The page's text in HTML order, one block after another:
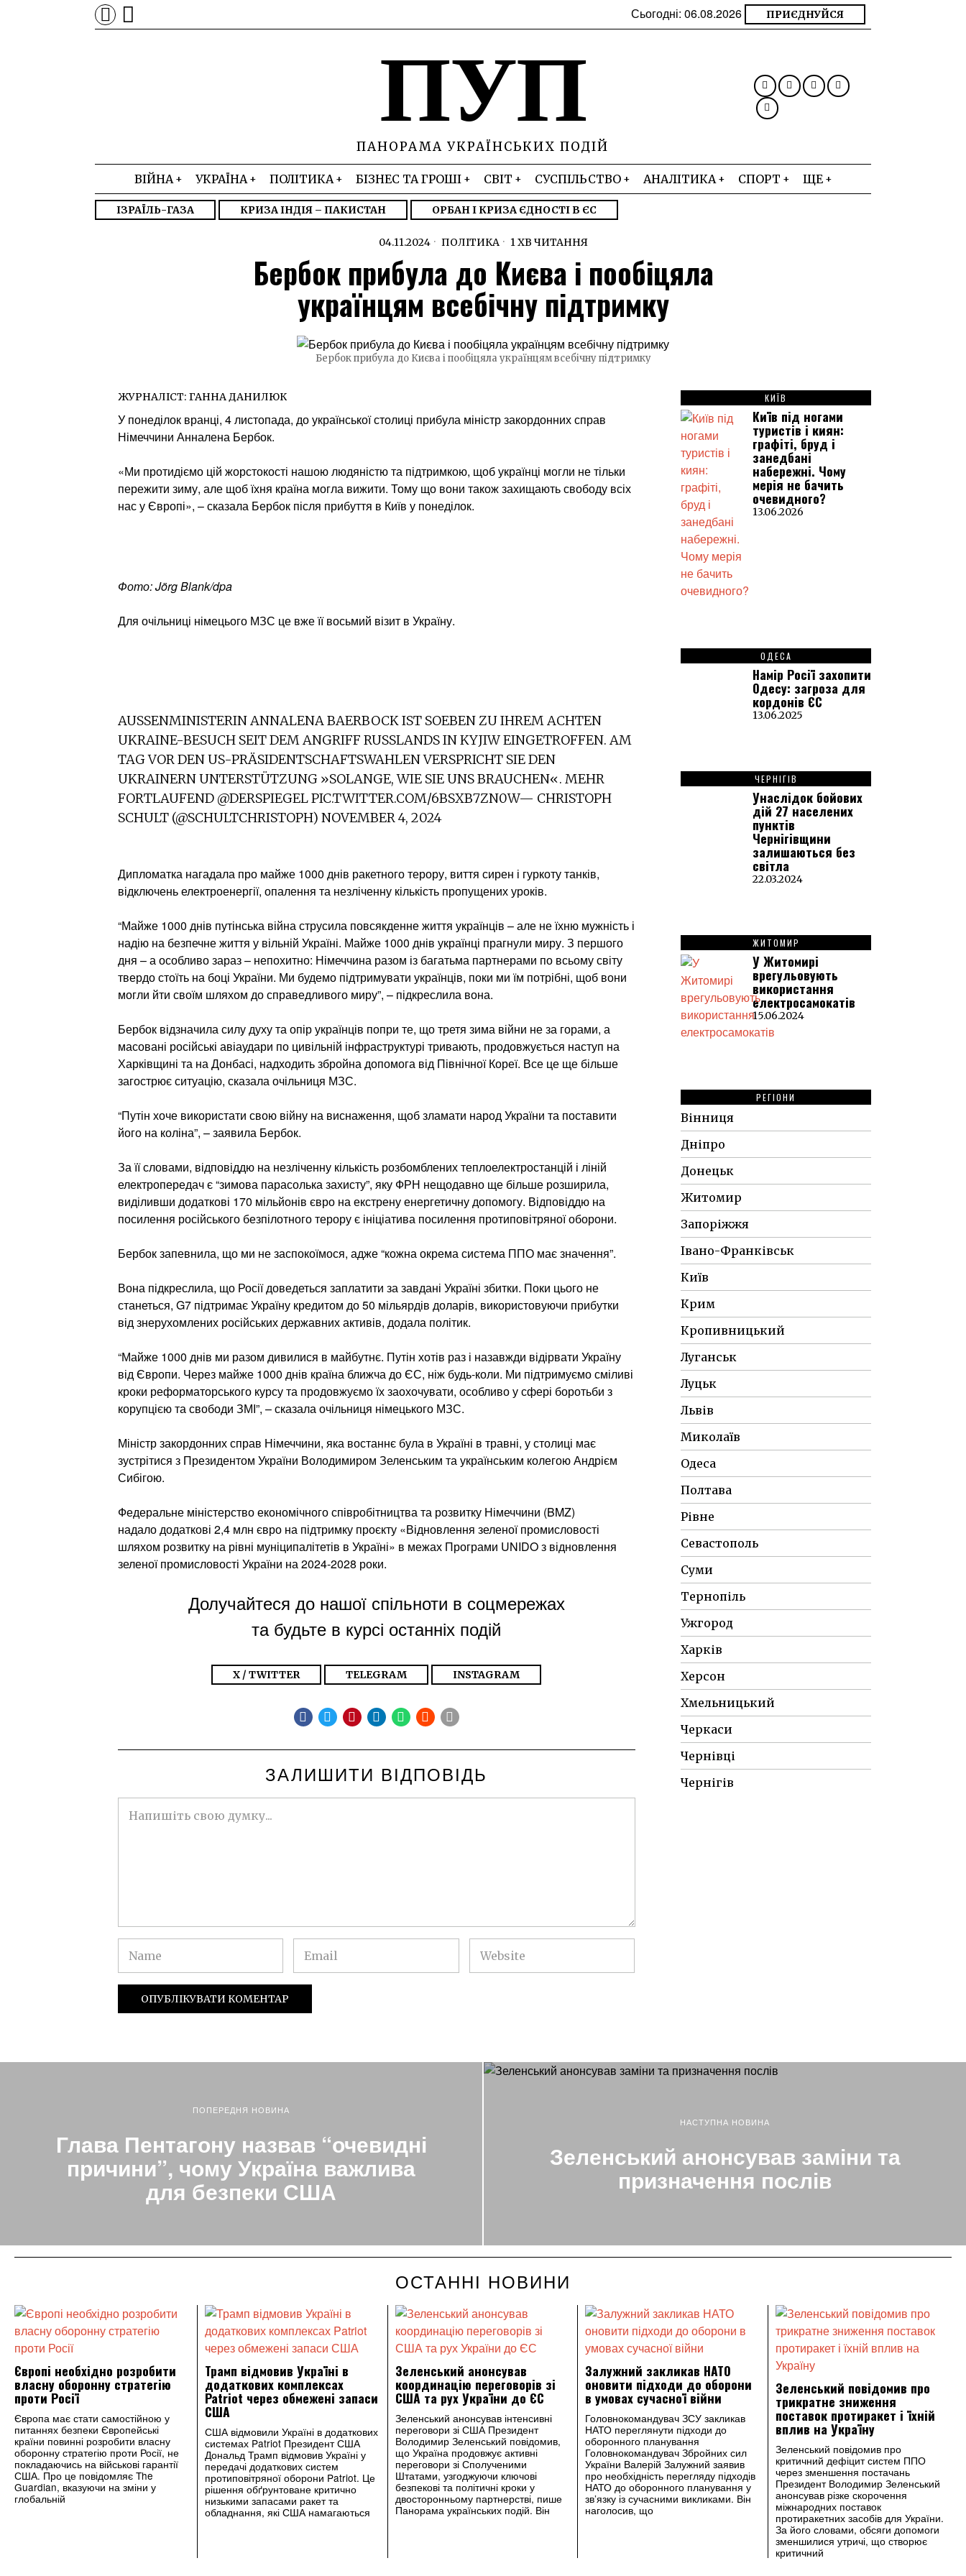
Сьогодні: 06.08.2026 ПРИЄДНУЙСЯ
ПУП
ПАНОРАМА УКРАЇНСЬКИХ ПОДІЙ
ВІЙНА УКРАЇНА ПОЛІТИКА БІЗНЕС ТА ГРОШІ СВІТ СУСПІЛЬСТВО АНАЛІТИКА СПОРТ ЩЕ
ІЗРАЇЛЬ-ГАЗА КРИЗА ІНДІЯ – ПАКИСТАН ОРБАН І КРИЗА ЄДНОСТІ В ЄС
04.11.2024 ПОЛІТИКА 1 ХВ ЧИТАННЯ
Бербок прибула до Києва і пообіцяла
українцям всебічну підтримку
Бербок прибула до Києва і пообіцяла українцям всебічну підтримку
ЖУРНАЛІСТ: ГАННА ДАНИЛЮК
У понеділок вранці, 4 листопада, до української столиці прибула міністр закордонних справ
Німеччини Анналена Бербок.
«Ми протидіємо цій жорстокості нашою людяністю та підтримкою, щоб українці могли не тільки
пережити зиму, але щоб їхня країна могла вижити. Тому що вони також захищають свободу всіх
нас у Європі», – сказала Бербок після прибуття в Київ у понеділок.
Фото: Jörg Blank/dpa
Для очільниці німецього МЗС це вже її восьмий візит в Україну.
AUSSENMINISTERIN ANNALENA BAERBOCK IST SOEBEN ZU IHREM ACHTEN U
KRAINE-BESUCH SEIT DEM ANGRIFF RUSSLANDS IN KYJIW EINGETROFFEN. AM T
AG VOR DEN US-PRÄSIDENTSCHAFTSWAHLEN VERSPRICHT SIE DEN U
KRAINERN UNTERSTÜTZUNG »SOLANGE, WIE SIE UNS BRAUCHEN«. MEHR F
ORTLAUFEND @DERSPIEGEL PIC.TWITTER.COM/6BSXB7ZN0W— CHRISTOPH S
CHULT (@SCHULTCHRISTOPH) NOVEMBER 4, 2024
Дипломатка нагадала про майже 1000 днів ракетного терору, виття сирен і гуркоту танків,
відключень електроенергії, опалення та незліченну кількість пропущених уроків.
“Майже 1000 днів путінська війна струсила повсякденне життя українців – але не їхню мужність і
надію на безпечне життя у вільній Україні. Майже 1000 днів українці прагнули миру. З першого
дня – а особливо зараз – непохитно: Німеччина разом із багатьма партнерами по всьому світу
твердо стоїть на боці України. Ми будемо підтримувати українців, поки ми їм потрібні, щоб вони
могли йти своїм шляхом до справедливого миру”, – підкреслила вона.
Бербок відзначила силу духу та опір українців попри те, що третя зима війни не за горами, а
масовані російські авіаудари по цивільній інфраструктурі тривають, продовжується наступ на
Харківщині та на Донбасі, надходить збройна допомога від Північної Кореї. Все це ще більше
загострює ситуацію, сказала очільниця МЗС.
“Путін хоче використати свою війну на виснаження, щоб зламати народ України та поставити
його на коліна”, – заявила Бербок.
За її словами, відповіддю на незліченну кількість розбомблених теплоелектростанцій і ліній
електропередач є “зимова парасолька захисту”, яку ФРН нещодавно ще більше розширила,
виділивши додаткові 170 мільйонів євро на екстрену енергетичну допомогу. Відповіддю на
посилення російського безпілотного терору є ініціатива посилення протиповітряної оборони.
Бербок запевнила, що ми не заспокоїмося, адже “кожна окрема система ППО має значення”.
Вона підкреслила, що Росії доведеться заплатити за завдані Україні збитки. Поки цього не
станеться, G7 підтримає Україну кредитом до 50 мільярдів доларів, використовуючи прибутки
від знерухомлених російських державних активів, додала політик.
“Майже 1000 днів ми разом дивилися в майбутнє. Путін хотів раз і назавжди відірвати Україну
від Європи. Через майже 1000 днів країна ближча до ЄС, ніж будь-коли. Ми підтримуємо сміливі
кроки реформаторського курсу та продовжуємо їх заохочувати, особливо у сфері боротьби з
корупцією та свободи ЗМІ”, – сказала очільниця німецького МЗС.
Міністр закордонних справ Німеччини, яка востаннє була в Україні в травні, у столиці має
зустрітися з Президентом України Володимиром Зеленським та українським колегою Андрієм
Сибігою.
Федеральне міністерство економічного співробітництва та розвитку Німеччини (BMZ)
надало додаткові 2,4 млн євро на підтримку проєкту «Відновлення зеленої промисловості
шляхом розвитку на рівні муніципалітетів в Україні» в межах Програми UNIDO з відновлення
зеленої промисловості України на 2024-2028 роки.
Долучайтеся до нашої спільноти в соцмережах
та будьте в курсі останніх подій
X / TWITTER TELEGRAM INSTAGRAM
ЗАЛИШИТИ ВІДПОВІДЬ
КИЇВ
Київ під ногами
туристів і киян:
графіті, бруд і
занедбані
набережні. Чому
мерія не бачить
очевидного?
13.06.2026
ОДЕСА
Намір Росії захопити
Одесу: загроза для
кордонів ЄС
13.06.2025
ЧЕРНІГІВ
Унаслідок бойових
дій 27 населених
пунктів
Чернігівщини
залишаються без
світла
22.03.2024
ЖИТОМИР
У Житомирі
врегульовують
використання
електросамокатів
15.06.2024
РЕГІОНИ
Вінниця
Дніпро
Донецьк
Житомир
Запоріжжя
Івано-Франківськ
Київ
Крим
Кропивницький
Луганськ
Луцьк
Львів
Миколаїв
Одеса
Полтава
Рівне
Севастополь
Суми
Тернопіль
Ужгород
Харків
Херсон
Хмельницький
Черкаси
Чернівці
Чернігів
ПОПЕРЕДНЯ НОВИНА
Глава Пентагону назвав “очевидні
причини”, чому Україна важлива
для безпеки США
НАСТУПНА НОВИНА
Зеленський анонсував заміни та
призначення послів
ОСТАННІ НОВИНИ
Європі необхідно розробити
власну оборонну стратегію
проти Росії
Європа має стати самостійною у
питаннях безпеки Європейські
країни повинні розробити власну
оборонну стратегію проти Росії, не
покладаючись на військові гарантії
США. Про це повідомляє The
Guardian, вказуючи на зміни у
глобальній
Трамп відмовив Україні в
додаткових комплексах
Patriot через обмежені запаси
США
США відмовили Україні в додаткових
системах Patriot Президент США
Дональд Трамп відмовив Україні у
передачі додаткових систем
протиповітряної оборони Patriot. Це
рішення обґрунтоване критично
низькими запасами ракет та
обладнання, які США намагаються
Зеленський анонсував
координацію переговорів зі
США та рух України до ЄС
Зеленський анонсував інтенсивні
переговори зі США Президент
Володимир Зеленський повідомив,
що Україна продовжує активні
переговори зі Сполученими
Штатами, узгоджуючи ключові
безпекові та політичні кроки у
двосторонньому партнерстві, пише
Панорама українських подій. Він
Залужний закликав НАТО
оновити підходи до оборони
в умовах сучасної війни
Головнокомандувач ЗСУ закликав
НАТО переглянути підходи до
оборонного планування
Головнокомандувач Збройних сил
України Валерій Залужний заявив
про необхідність перегляду підходів
НАТО до оборонного планування у
зв’язку із сучасними викликами. Він
наголосив, що
Зеленський повідомив про
трикратне зниження
поставок протиракет і їхній
вплив на Україну
Зеленський повідомив про
критичний дефіцит систем ППО
через зменшення постачань
Президент Володимир Зеленський
анонсував різке скорочення
міжнародних поставок
протиракетних засобів для України.
За його словами, обсяги допомоги
зменшилися утричі, що створює
критичний